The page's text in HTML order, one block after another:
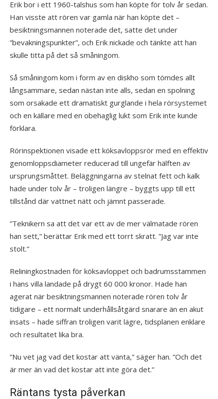
Erik bor i ett 1960-talshus som han köpte för tolv år sedan.
Han visste att rören var gamla när han köpte det –
besiktningsmannen noterade det, satte det under
”bevakningspunkter”, och Erik nickade och tänkte att han
skulle titta på det så småningom.
Så småningom kom i form av en diskho som tömdes allt
långsammare, sedan nästan inte alls, sedan en spolning
som orsakade ett dramatiskt gurglande i hela rörsystemet
och en källare med en obehaglig lukt som Erik inte kunde
förklara.
Rörinspektionen visade ett köksavloppsrör med en effektiv
genomloppsdiameter reducerad till ungefär hälften av
ursprungsmåttet. Beläggningarna av stelnat fett och kalk
hade under tolv år – troligen längre – byggts upp till ett
tillstånd där vattnet nätt och jämnt passerade.
”Teknikern sa att det var ett av de mer välmatade rören
han sett,” berättar Erik med ett torrt skratt. ”Jag var inte
stolt.”
Reliningkostnaden för köksavloppet och badrumsstammen
i hans villa landade på drygt 60 000 kronor. Hade han
agerat när besiktningsmannen noterade rören tolv år
tidigare – ett normalt underhållsåtgärd snarare än en akut
insats – hade siffran troligen varit lägre, tidsplanen enklare
och resultatet lika bra.
”Nu vet jag vad det kostar att vänta,” säger han. ”Och det
är mer än vad det kostar att inte göra det.”
Räntans tysta påverkan